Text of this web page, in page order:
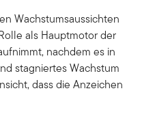
Wachstumsaussichten
als Hauptmotor der
nachdem es in
stagniertes Wachstum
dass die Anzeichen